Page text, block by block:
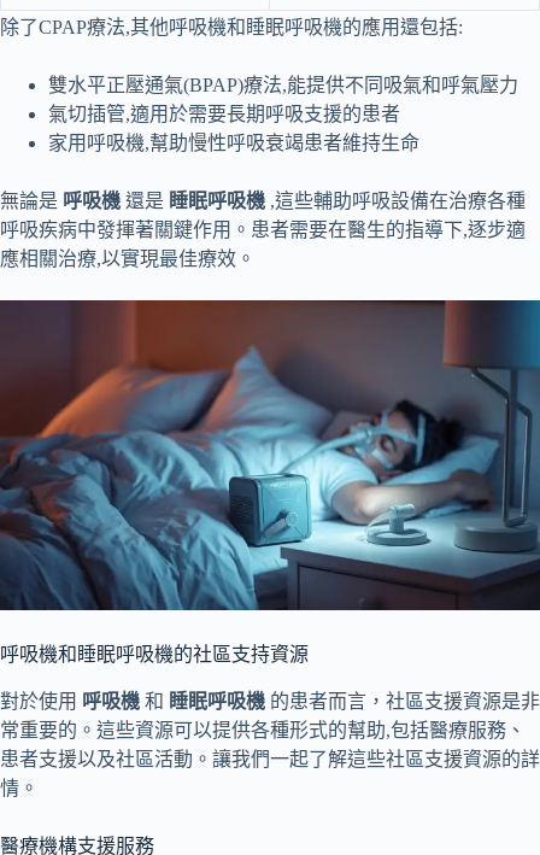
除了CPAP療法,其他呼吸機和睡眠呼吸機的應用還包括:
雙水平正壓通氣(BPAP)療法,能提供不同吸氣和呼氣壓力
氣切插管,適用於需要長期呼吸支援的患者
家用呼吸機,幫助慢性呼吸衰竭患者維持生命
無論是 呼吸機 還是 睡眠呼吸機 ,這些輔助呼吸設備在治療各種
呼吸疾病中發揮著關鍵作用。患者需要在醫生的指導下,逐步適
應相關治療,以實現最佳療效。
呼吸機和睡眠呼吸機的社區支持資源
對於使用 呼吸機 和 睡眠呼吸機 的患者而言，社區支援資源是非
常重要的。這些資源可以提供各種形式的幫助,包括醫療服務、
患者支援以及社區活動。讓我們一起了解這些社區支援資源的詳
情。
醫療機構支援服務